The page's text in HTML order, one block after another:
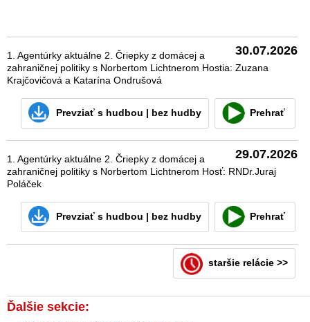
30.07.2026
1. Agentúrky aktuálne 2. Čriepky z domácej a
zahraničnej politiky s Norbertom Lichtnerom Hostia: Zuzana
Krajčovičová a Katarína Ondrušová
Prevziať s hudbou | bez hudby Prehrať
29.07.2026
1. Agentúrky aktuálne 2. Čriepky z domácej a
zahraničnej politiky s Norbertom Lichtnerom Hosť: RNDr.Juraj
Poláček
Prevziať s hudbou | bez hudby Prehrať
staršie relácie >>
Ďalšie sekcie: